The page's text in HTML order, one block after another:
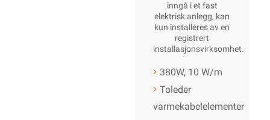
inngå i et fast
elektrisk anlegg, kan
kun installeres av en
registrert
installasjonsvirksomhet.
380W, 10 W/m
Toleder
varmekabelelementer